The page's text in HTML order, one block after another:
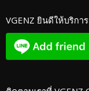
VGENZ ยินดีให้บริกา